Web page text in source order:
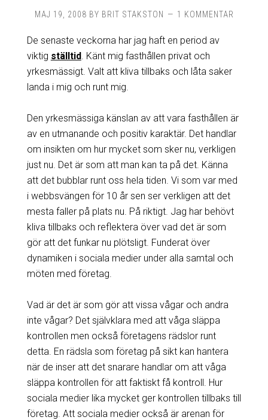
MAJ 19, 2008 BY BRIT STAKSTON 1 KOMMENTAR
De senaste veckorna har jag haft en period av
viktig ställtid. Känt mig fasthållen privat och
yrkesmässigt. Valt att kliva tillbaks och låta saker
landa i mig och runt mig.
Den yrkesmässiga känslan av att vara fasthållen är
av en utmanande och positiv karaktär. Det handlar
om insikten om hur mycket som sker nu, verkligen
just nu. Det är som att man kan ta på det. Känna
att det bubblar runt oss hela tiden. Vi som var med
i webbsvängen för 10 år sen ser verkligen att det
mesta faller på plats nu. På riktigt. Jag har behövt
kliva tillbaks och reflektera över vad det är som
gör att det funkar nu plötsligt. Funderat över
dynamiken i sociala medier under alla samtal och
möten med företag.
Vad är det är som gör att vissa vågar och andra
inte vågar? Det självklara med att våga släppa
kontrollen men också företagens rädslor runt
detta. En rädsla som företag på sikt kan hantera
när de inser att det snarare handlar om att våga
släppa kontrollen för att faktiskt få kontroll. Hur
sociala medier lika mycket ger kontrollen tillbaks till
företag. Att sociala medier också är arenan för